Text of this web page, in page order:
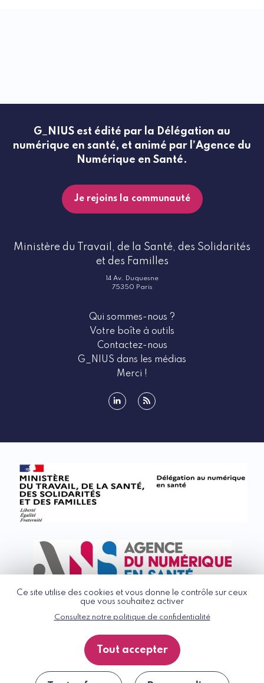
Ce site utilise des cookies et vous donne le contrôle sur ceux
que vous souhaitez activer
Consultez notre politique de confidentialité
Tout accepter
G_NIUS est édité par la Délégation au
numérique en santé, et animé par l’Agence du
Numérique en Santé.
Je rejoins la communauté
Ministère du Travail, de la Santé, des Solidarités
et des Familles
14 Av. Duquesne
75350 Paris
Qui sommes-nous ?
Votre boîte à outils
Contactez-nous
G_NIUS dans les médias
Merci !
© G_NIUS 2026
Politique de confidentialité
Accessibilité : partiellement conforme
Plan du site